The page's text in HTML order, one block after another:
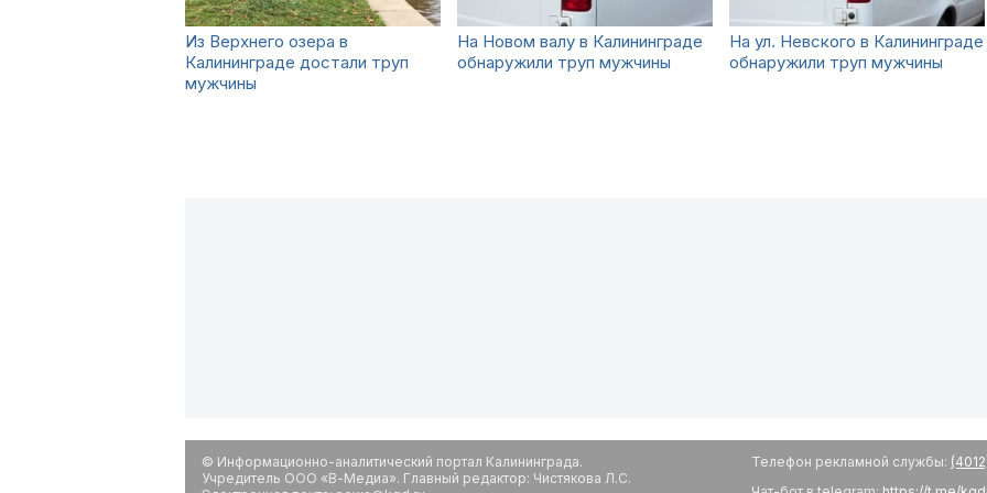
Из Верхнего озера в
Калининграде достали труп
мужчины
На Новом валу в Калининграде
обнаружили труп мужчины
На ул. Невского в Калининграде
обнаружили труп мужчины
© Информационно-аналитический портал Калининграда.
Учредитель ООО «В-Медиа». Главный редактор: Чистякова Л.С.
Телефон рекламной службы: